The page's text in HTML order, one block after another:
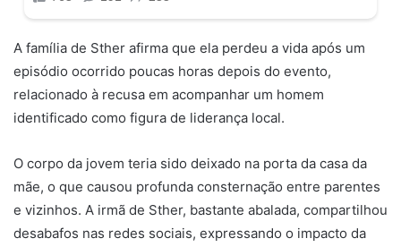
A família de Sther afirma que ela perdeu a vida após um
episódio ocorrido poucas horas depois do evento,
relacionado à recusa em acompanhar um homem
identificado como figura de liderança local.
O corpo da jovem teria sido deixado na porta da casa da
mãe, o que causou profunda consternação entre parentes
e vizinhos. A irmã de Sther, bastante abalada, compartilhou
desabafos nas redes sociais, expressando o impacto da